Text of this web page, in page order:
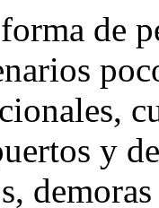
de
y